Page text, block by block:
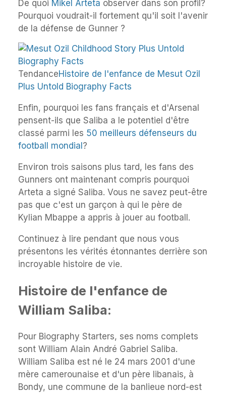
De quoi Mikel Arteta observer dans son profil?
Pourquoi voudrait-il fortement qu'il soit l'avenir
de la défense de Gunner ?
TendanceHistoire de l'enfance de Mesut Ozil
Plus Untold Biography Facts
Enfin, pourquoi les fans français et d'Arsenal
pensent-ils que Saliba a le potentiel d'être
classé parmi les 50 meilleurs défenseurs du
football mondial ?
Environ trois saisons plus tard, les fans des
Gunners ont maintenant compris pourquoi
Arteta a signé Saliba. Vous ne savez peut-être
pas que c'est un garçon à qui le père de
Kylian Mbappe a appris à jouer au football.
Continuez à lire pendant que nous vous
présentons les vérités étonnantes derrière son
incroyable histoire de vie.
Histoire de l'enfance de
William Saliba:
Pour Biography Starters, ses noms complets
sont William Alain André Gabriel Saliba.
William Saliba est né le 24 mars 2001 d'une
mère camerounaise et d'un père libanais, à
Bondy, une commune de la banlieue nord-est